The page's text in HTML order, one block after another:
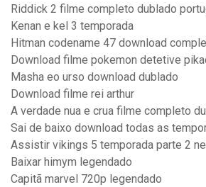
Riddick 2 filme completo dublado
Kenan e kel 3 temporada
Hitman codename 47 download
Download filme pokemon detetive
Masha eo urso download dublado
Download filme rei arthur
A verdade nua e crua filme completo
Sai de baixo download todas as
Assistir vikings 5 temporada parte 2
Baixar himym legendado
Capitã marvel 720p legendado